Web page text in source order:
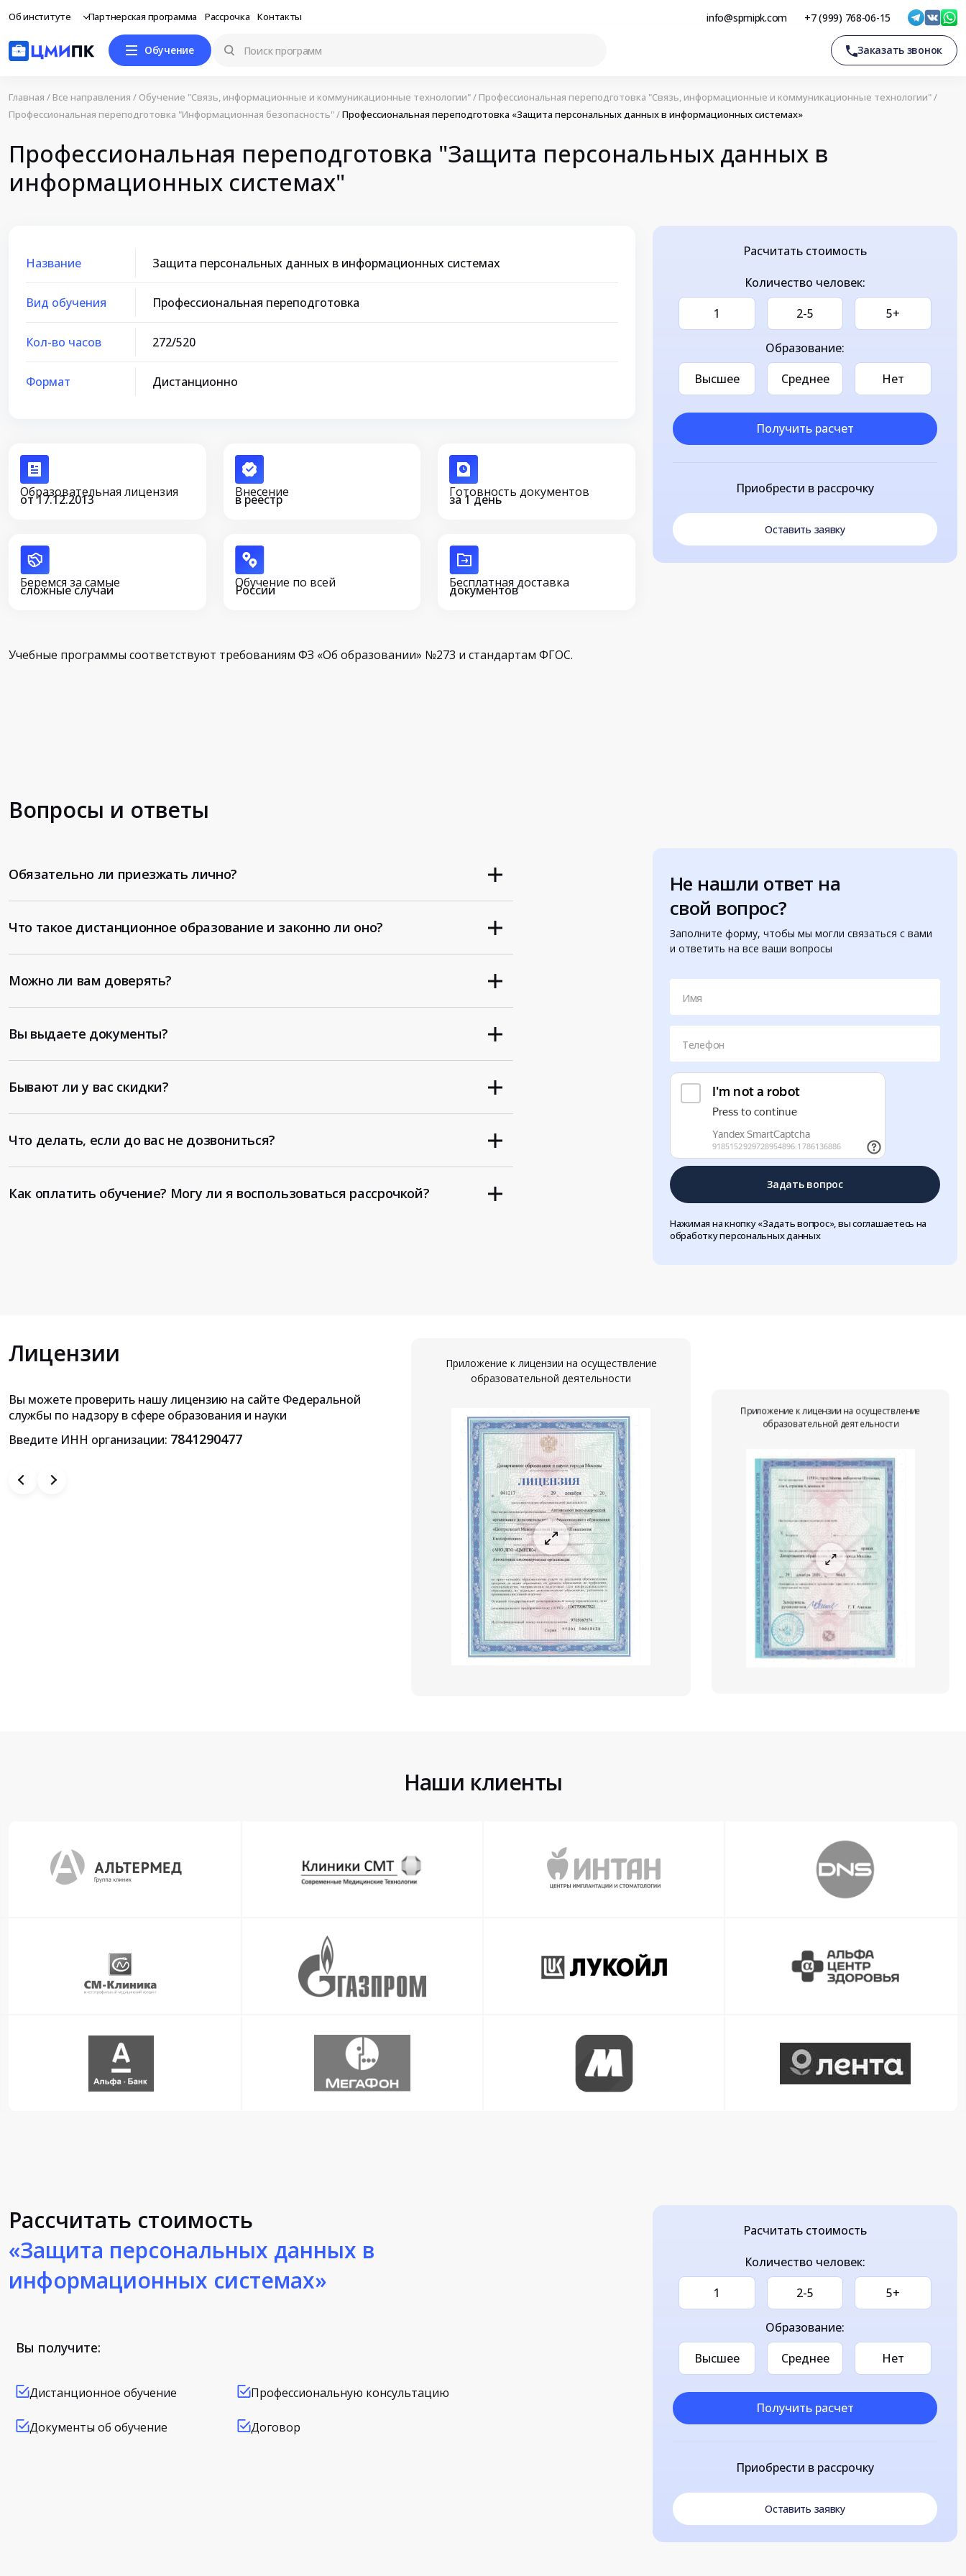
Об институте Партнерская программа Рассрочка Контакты info@spmipk.com +7 (999) 768-06-15
Обучение Заказать звонок
Главная / Все направления / Обучение "Связь, информационные и коммуникационные технологии"/ Профессиональная переподготовка "Связь, информационные и коммуникационные технологии"/
Профессиональная переподготовка "Информационная безопасность"/Профессиональная переподготовка «Защита персональных данных в информационных системах»
Профессиональная переподготовка "Защита персональных данных в
информационных системах"
Название Защита персональных данных в информационных системах
Вид обучения Профессиональная переподготовка
Кол-во часов 272/520
Формат Дистанционно
Образовательная лицензия
от 17.12.2013 Внесение
в реестр Готовность документов
за 1 день
Беремся за самые
сложные случаи Обучение по всей
России Бесплатная доставка
документов
Учебные программы соответствуют требованиям ФЗ «Об образовании» №273 и стандартам ФГОС.
Расчитать стоимость
Количество человек:
1
2-5 5+
Образование:
Высшее
Среднее Нет
Получить расчет
Приобрести в рассрочку
Оставить заявку
Вопросы и ответы
Не нашли ответ на
свой вопрос?
Заполните форму, чтобы мы могли связаться с вами
и ответить на все ваши вопросы
Имя
Телефон
Задать вопрос
Нажимая на кнопку «Задать вопрос», вы соглашаетесь на
обработку персональных данных
Обязательно ли приезжать лично?
Что такое дистанционное образование и законно ли оно?
Можно ли вам доверять?
Вы выдаете документы?
Бывают ли у вас скидки?
Что делать, если до вас не дозвониться?
Как оплатить обучение? Могу ли я воспользоваться рассрочкой?
Лицензии
Вы можете проверить нашу лицензию на сайте Федеральной
службы по надзору в сфере образования и науки
Введите ИНН организации: 7841290477
Приложение к лицензии на осуществление
образовательной деятельности
Приложение к лицензии на осуществление
образовательной деятельности
Приложение к лицензии на осуществление
образовательной деятельности
Наши клиенты
Рассчитать стоимость
«Защита персональных данных в
информационных системах»
Вы получите:
Дистанционное обучение Профессиональную консультацию
Документы об обучение Договор
Расчитать стоимость
Количество человек:
1
2-5 5+
Образование:
Высшее
Среднее Нет
Получить расчет
Приобрести в рассрочку
Оставить заявку